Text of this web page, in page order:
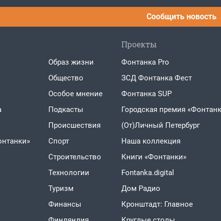
Сообщить новость
Образ жизни
Общество
Особое мнение
Подкасты
Проиcшествия
Спорт
Строительство
Технологии
Туризм
Финансы
Проекты
Фонтанка Pro
ЗСД Фонтанка Фест
Фонтанка SUP
Городская премия
(От)Личный Петербург
Наша коллекция
Книги «Фонтанки»
Fontanka.digital
Дом Радио
Кронштадт: Главное